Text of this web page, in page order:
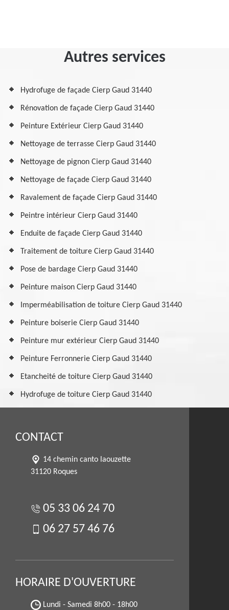
Autres services
Hydrofuge de façade Cierp Gaud 31440
Rénovation de façade Cierp Gaud 31440
Peinture Extérieur Cierp Gaud 31440
Nettoyage de terrasse Cierp Gaud 31440
Nettoyage de pignon Cierp Gaud 31440
Nettoyage de façade Cierp Gaud 31440
Ravalement de façade Cierp Gaud 31440
Peintre intérieur Cierp Gaud 31440
Enduite de façade Cierp Gaud 31440
Traitement de toiture Cierp Gaud 31440
Pose de bardage Cierp Gaud 31440
Peinture maison Cierp Gaud 31440
Imperméabilisation de toiture Cierp Gaud 31440
Peinture boiserie Cierp Gaud 31440
Peinture mur extérieur Cierp Gaud 31440
Peinture Ferronnerie Cierp Gaud 31440
Etancheité de toiture Cierp Gaud 31440
Hydrofuge de toiture Cierp Gaud 31440
CONTACT
14 chemin canto laouzette
31120 Roques
05 33 06 24 70
06 27 57 46 76
HORAIRE D'OUVERTURE
Lundi - Samedi 8h00 - 18h00